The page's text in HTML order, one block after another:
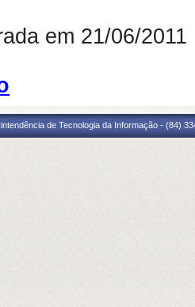
em 21/06/
de Tecnologia da Informação - (84)